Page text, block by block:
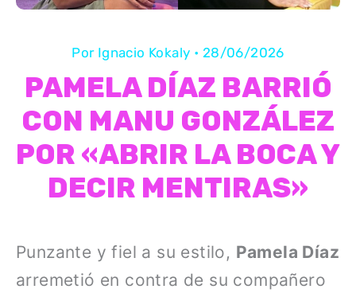
Por Ignacio Kokaly • 28/06/2026
PAMELA DÍAZ BARRIÓ
CON MANU GONZÁLEZ
POR «ABRIR LA BOCA Y
DECIR MENTIRAS»
Punzante y fiel a su estilo, Pamela Díaz
arremetió en contra de su compañero